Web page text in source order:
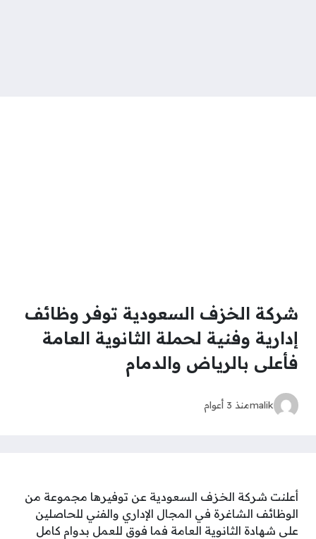
شركة الخزف السعودية توفر وظائف
إدارية وفنية لحملة الثانوية العامة
فأعلى بالرياض والدمام
malikمنذ 3 أعوام
أعلنت شركة الخزف السعودية عن توفيرها مجموعة من
الوظائف الشاغرة في المجال الإداري والفني للحاصلين
على شهادة الثانوية العامة فما فوق للعمل بدوام كامل